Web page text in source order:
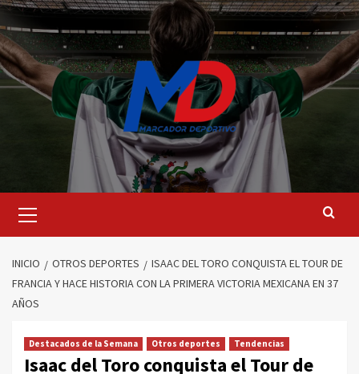
Saltar
al
contenido
principal
INICIO OTROS DEPORTES
ISAAC DEL TORO CONQUISTA EL TOUR DE
FRANCIA Y HACE HISTORIA CON LA PRIMERA VICTORIA MEXICANA EN 37
AÑOS
Destacados de la Semana Otros deportes Tendencias
Isaac del Toro conquista el Tour de